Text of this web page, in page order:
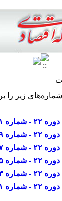
زیر را
دوره ۲۲ - شماره ۱۱ و ۱۲
دوره ۲۲ - شماره ۹ و ۱۰
دوره ۲۲ - شماره ۷ و ۸
دوره ۲۲ - شماره ۵ و ۶
دوره ۲۲ - شماره ۳ و ۴
دوره ۲۲ - شماره ۱ و ۲